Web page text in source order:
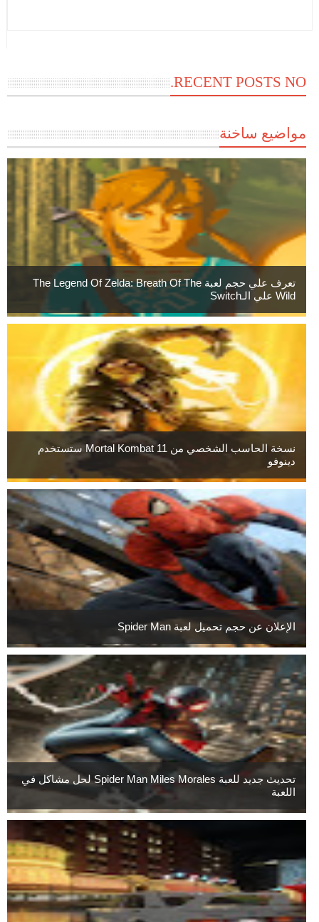
RECENT POSTS NO.
مواضيع ساخنة
تعرف علي حجم لعبة The Legend Of Zelda: Breath Of The
Wild علي الـSwitch
نسخة الحاسب الشخصي من Mortal Kombat 11 ستستخدم
دينوفو
الإعلان عن حجم تحميل لعبة Spider Man
تحديث جديد للعبة Spider Man Miles Morales لحل مشاكل في
اللعبة